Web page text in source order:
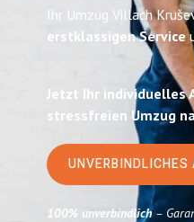
Ihr Umzug Villach
erstklassigen Service
Jetzt Ihr individuelles
stressfreien Umzug
100% unverbindlich–